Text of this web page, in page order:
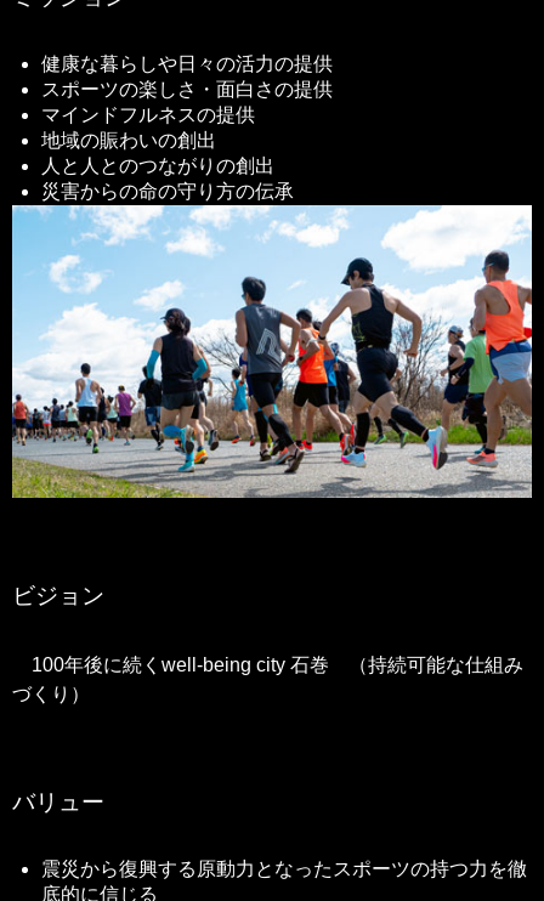
健康な暮らしや日々の活力の提供
スポーツの楽しさ・面白さの提供
マインドフルネスの提供
地域の賑わいの創出
人と人とのつながりの創出
災害からの命の守り方の伝承
ビジョン
100年後に続くwell-being city 石巻 （持続可能な仕組み
づくり）
バリュー
震災から復興する原動力となったスポーツの持つ力を徹
底的に信じる